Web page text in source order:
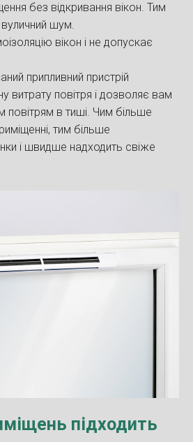
без відкривання вікон. Тим
шум.
вікон і не допускає
припливний пристрій
витрату повітря і дозволяє вам
повітрям в тиші. Чим більше
тим більше
і швидше надходить свіже
підходить